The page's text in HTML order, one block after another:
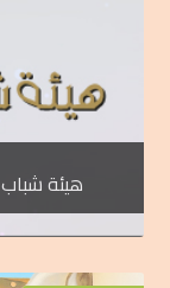
هيئة شباب
خبر
أطلقت هيئة
الله الثاني
التطوعية
تحاكي هذا
سعي الهيئة
التكافل